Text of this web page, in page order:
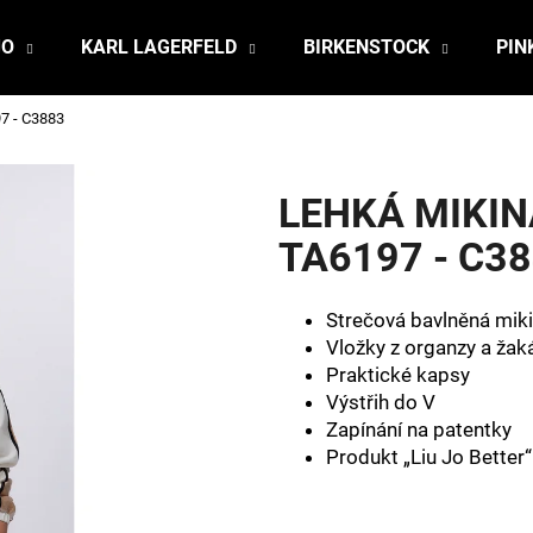
KARL LAGERFELD BIRKENSTOCK
- C3883
LEHKÁ
TA6197 -
Strečová bavlněná
Vložky z organzy a
Praktické kapsy
Výstřih do V
Zapínání na patentky
Produkt „Liu Jo Better“
Co potřebujete najít?
HLEDAT